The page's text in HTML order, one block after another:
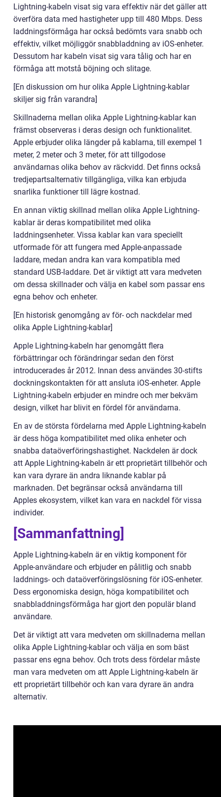
Lightning-kabeln visat sig vara effektiv när det gäller att
överföra data med hastigheter upp till 480 Mbps. Dess
laddningsförmåga har också bedömts vara snabb och
effektiv, vilket möjliggör snabbladdning av iOS-enheter.
Dessutom har kabeln visat sig vara tålig och har en
förmåga att motstå böjning och slitage.
[En diskussion om hur olika Apple Lightning-kablar
skiljer sig från varandra]
Skillnaderna mellan olika Apple Lightning-kablar kan
främst observeras i deras design och funktionalitet.
Apple erbjuder olika längder på kablarna, till exempel 1
meter, 2 meter och 3 meter, för att tillgodose
användarnas olika behov av räckvidd. Det finns också
tredjepartsalternativ tillgängliga, vilka kan erbjuda
snarlika funktioner till lägre kostnad.
En annan viktig skillnad mellan olika Apple Lightning-
kablar är deras kompatibilitet med olika
laddningsenheter. Vissa kablar kan vara speciellt
utformade för att fungera med Apple-anpassade
laddare, medan andra kan vara kompatibla med
standard USB-laddare. Det är viktigt att vara medveten
om dessa skillnader och välja en kabel som passar ens
egna behov och enheter.
[En historisk genomgång av för- och nackdelar med
olika Apple Lightning-kablar]
Apple Lightning-kabeln har genomgått flera
förbättringar och förändringar sedan den först
introducerades år 2012. Innan dess användes 30-stifts
dockningskontakten för att ansluta iOS-enheter. Apple
Lightning-kabeln erbjuder en mindre och mer bekväm
design, vilket har blivit en fördel för användarna.
En av de största fördelarna med Apple Lightning-kabeln
är dess höga kompatibilitet med olika enheter och
snabba dataöverföringshastighet. Nackdelen är dock
att Apple Lightning-kabeln är ett proprietärt tillbehör och
kan vara dyrare än andra liknande kablar på
marknaden. Det begränsar också användarna till
Apples ekosystem, vilket kan vara en nackdel för vissa
individer.
[Sammanfattning]
Apple Lightning-kabeln är en viktig komponent för
Apple-användare och erbjuder en pålitlig och snabb
laddnings- och dataöverföringslösning för iOS-enheter.
Dess ergonomiska design, höga kompatibilitet och
snabbladdningsförmåga har gjort den populär bland
användare.
Det är viktigt att vara medveten om skillnaderna mellan
olika Apple Lightning-kablar och välja en som bäst
passar ens egna behov. Och trots dess fördelar måste
man vara medveten om att Apple Lightning-kabeln är
ett proprietärt tillbehör och kan vara dyrare än andra
alternativ.